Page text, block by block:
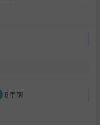
8年前